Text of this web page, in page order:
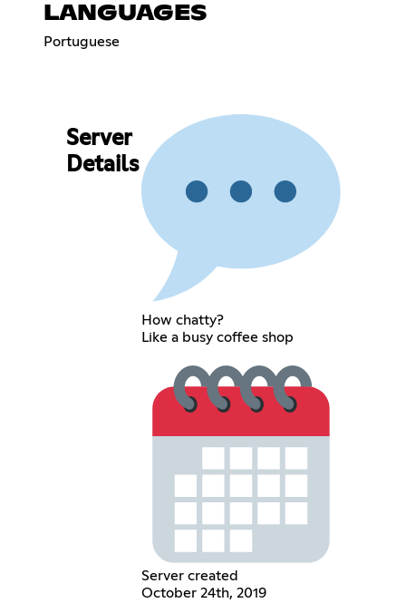
LANGUAGES
Portuguese
Server
Details
How chatty?
Like a busy coffee shop
Server created
October 24th, 2019